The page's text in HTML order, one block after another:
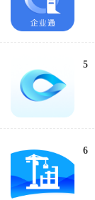
5
6